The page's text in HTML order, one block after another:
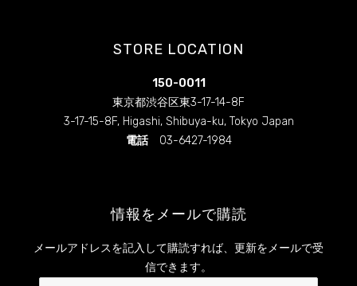
フ
ル
を
で
表
フ
ル
を
で
表
STORE LOCATION
150-0011
東京都渋谷区東3-17-14-8F
3-17-15-8F, Higashi, Shibuya-ku, Tokyo Japan
電話03-6427-1984
情報をメールで購読
メールアドレスを記入して購読すれば、更新をメールで受
信できます。